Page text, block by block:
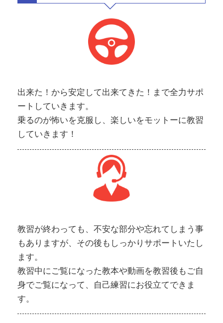
出来た！から安定して出来てきた！まで全力サポ
ートしていきます。
乗るのが怖いを克服し、楽しいをモットーに教習
していきます！
教習が終わっても、不安な部分や忘れてしまう事
もありますが、その後もしっかりサポートいたし
ます。
教習中にご覧になった教本や動画を教習後もご自
身でご覧になって、自己練習にお役立てできま
す。